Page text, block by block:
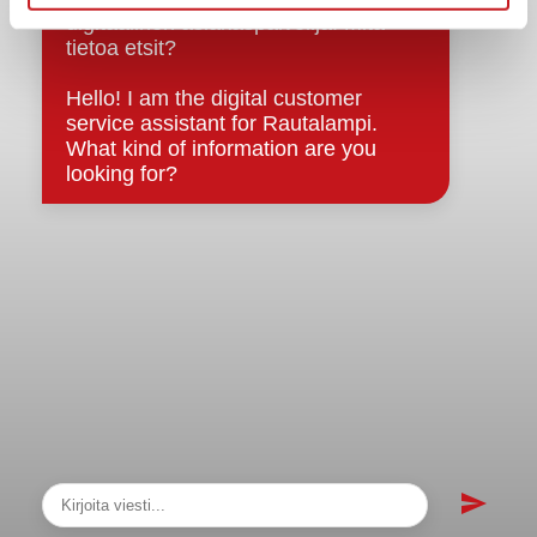
sopimukset
Asiakirjajulkisuuskuvaus
Evästeet
Saavutettavuusseloste
Tietosuoja
Tietosuojaselosteet